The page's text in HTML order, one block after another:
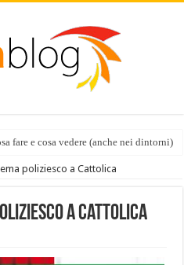
fare e cosa vedere (anche nei dintorni)
poliziesco a Cattolica
a Cattolica